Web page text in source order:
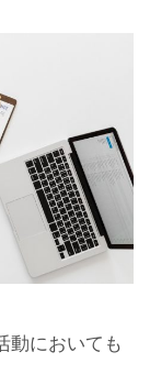
動においても